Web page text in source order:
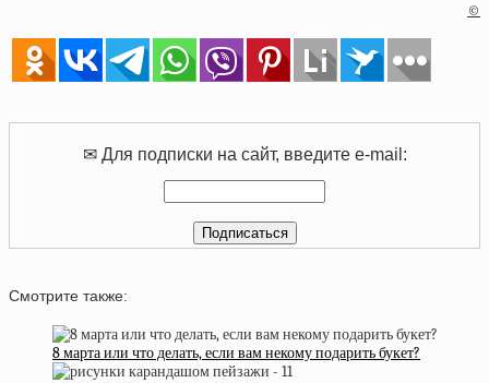
©
✉ Для подписки на сайт, введите e-mail:
Смотрите также:
8 марта или что делать, если вам некому подарить букет?